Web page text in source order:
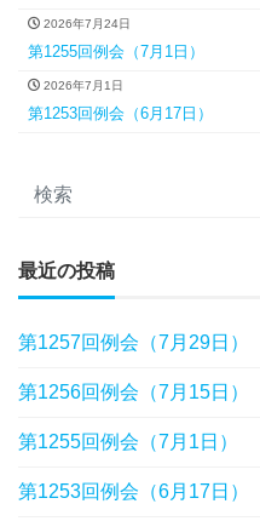
2026年7月24日
第1255回例会（7月1日）
2026年7月1日
第1253回例会（6月17日）
最近の投稿
第1257回例会（7月29日）
第1256回例会（7月15日）
第1255回例会（7月1日）
第1253回例会（6月17日）